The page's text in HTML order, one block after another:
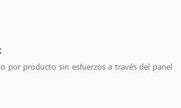
por producto sin esfuerzos a través del panel